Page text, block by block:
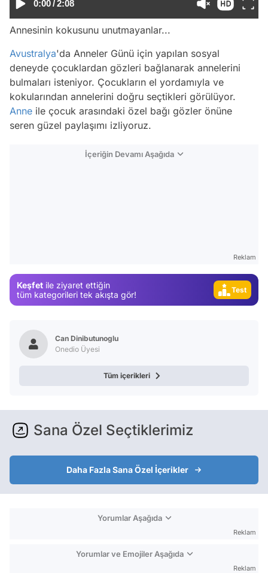
0:00/2:08
Annesinin kokusunu unutmayanlar...
Avustralya'da Anneler Günü için yapılan sosyal
deneyde çocuklardan gözleri bağlanarak annelerini
bulmaları isteniyor. Çocukların el yordamıyla ve
kokularından annelerini doğru seçtikleri görülüyor.
Anne ile çocuk arasındaki özel bağı gözler önüne
seren güzel paylaşımı izliyoruz.
İçeriğin Devamı Aşağıda
Reklam
Keşfet ile ziyaret ettiğin
tüm kategorileri tek akışta gör!
Test
Can Dinibutunoglu
Onedio Üyesi
Tüm içerikleri
Sana Özel Seçtiklerimiz
Daha Fazla Sana Özel İçerikler
Yorumlar Aşağıda
Reklam
Yorumlar ve Emojiler Aşağıda
Reklam